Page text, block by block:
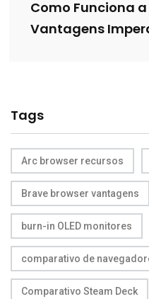
Como Funciona
Vantagens
Tags
Arc browser recursos
Brave browser vantagens
burn-in OLED monitores
comparativo de
Comparativo Steam Deck